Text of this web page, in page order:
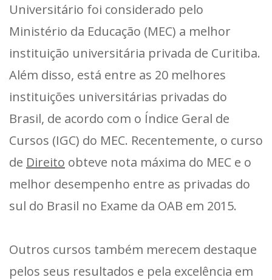
Universitário foi considerado pelo
Ministério da Educação (MEC) a melhor
instituição universitária privada de Curitiba.
Além disso, está entre as 20 melhores
instituições universitárias privadas do
Brasil, de acordo com o Índice Geral de
Cursos (IGC) do MEC. Recentemente, o curso
de Direito obteve nota máxima do MEC e o
melhor desempenho entre as privadas do
sul do Brasil no Exame da OAB em 2015.
Outros cursos também merecem destaque
pelos seus resultados e pela excelência em